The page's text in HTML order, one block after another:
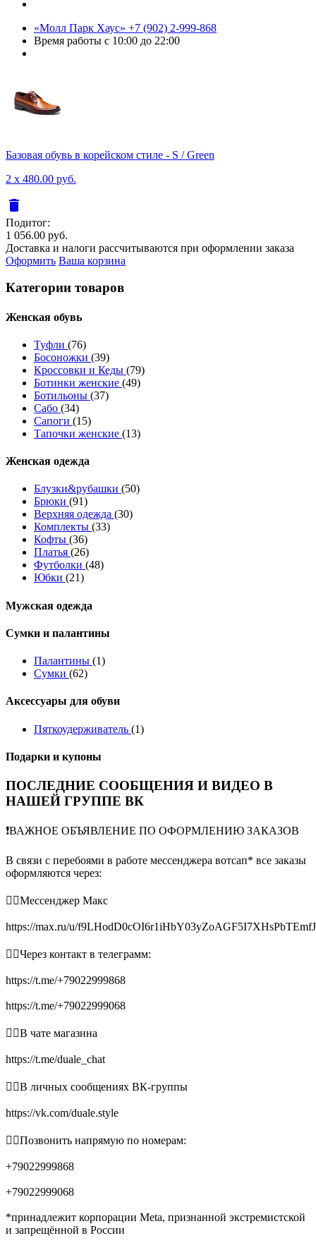
«Молл Парк Хаус» +7 (902) 2-999-868
Время работы с 10:00 до 22:00
Базовая обувь в корейском стиле - S / Green
2 x 480.00 руб.
delete
Подитог:
1 056.00 руб.
Доставка и налоги рассчитываются при оформлении заказа
Оформить Ваша корзина
Категории товаров
Женcкая обувь
Туфли (76)
Босоножки (39)
Кроссовки и Кеды (79)
Ботинки женские (49)
Ботильоны (37)
Сабо (34)
Сапоги (15)
Тапочки женские (13)
Женская одежда
Блузки&рубашки (50)
Брюки (91)
Верхняя одежда (30)
Комплекты (33)
Кофты (36)
Платья (26)
Футболки (48)
Юбки (21)
Мужская одежда
Сумки и палантины
Палантины (1)
Сумки (62)
Аксессуары для обуви
Пяткоудерживатель (1)
Подарки и купоны
ПОСЛЕДНИЕ СООБЩЕНИЯ И ВИДЕО В
НАШЕЙ ГРУППЕ ВК
❗️ВАЖНОЕ ОБЪЯВЛЕНИЕ ПО ОФОРМЛЕНИЮ ЗАКАЗОВ
В связи с перебоями в работе мессенджера вотсап* все заказы
оформляются через:
👉🏻Мессенджер Макс
https://max.ru/u/
👉🏻Через контакт в телеграмм:
https://t.me/+79022999868
https://t.me/+79022999068
👉🏻В чате магазина
https://t.me/duale_chat
👉🏻В личных сообщениях ВК-группы
https://vk.com/duale.style
👉🏻Позвонить напрямую по номерам:
+79022999868
+79022999068
*принадлежит корпорации Meta, признанной экстремистской
и запрещённой в России